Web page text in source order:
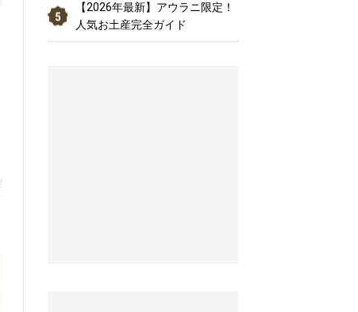
【2026年最新】アウラニ限定！
人気お土産完全ガイド